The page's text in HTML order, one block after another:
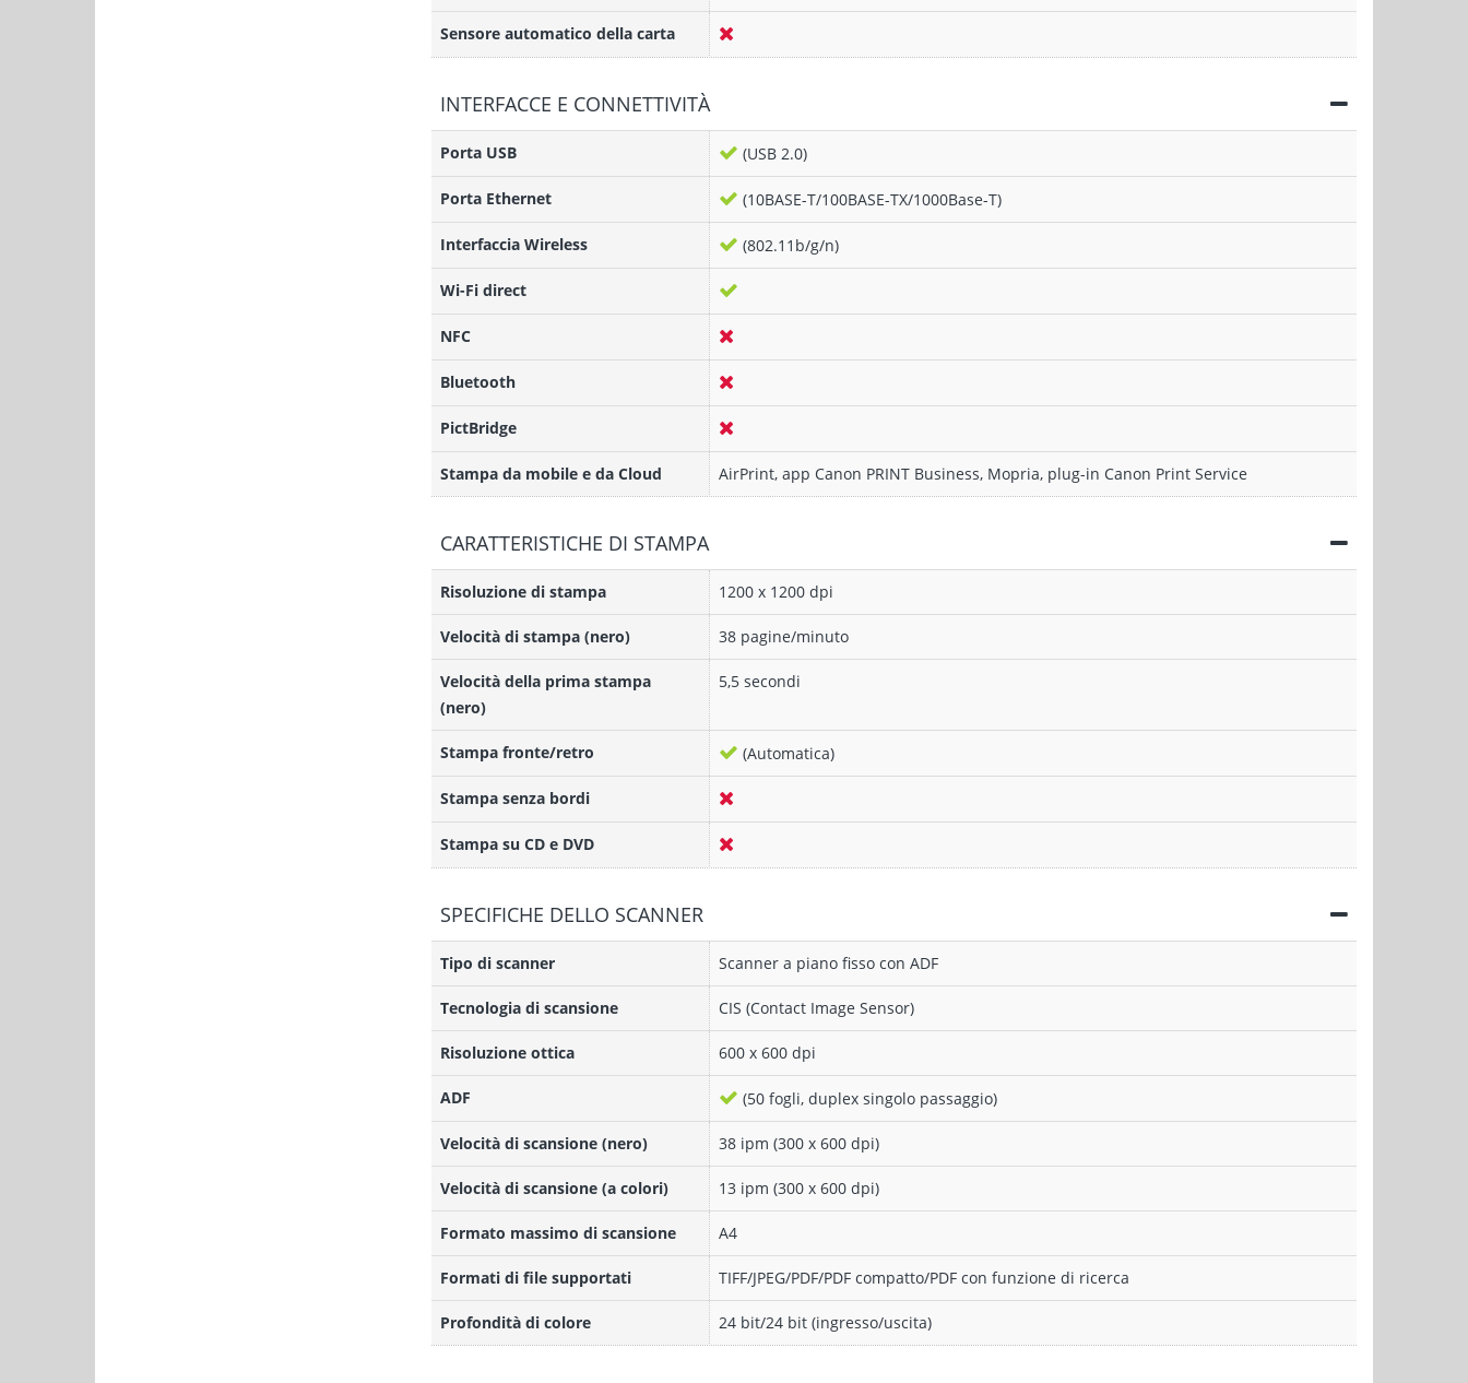
Sensore automatico della carta
INTERFACCE E CONNETTIVITÀ
Porta USB (USB 2.0)
Porta Ethernet (10BASE-T/100BASE-TX/1000Base-T)
Interfaccia Wireless (802.11b/g/n)
Wi-Fi direct
NFC
Bluetooth
PictBridge
Stampa da mobile e da Cloud AirPrint, app Canon PRINT Business, Mopria, plug-in Canon Print Service
CARATTERISTICHE DI STAMPA
Risoluzione di stampa 1200 x 1200 dpi
Velocità di stampa (nero) 38 pagine/minuto
Velocità della prima stampa
(nero)
5,5 secondi
Stampa fronte/retro (Automatica)
Stampa senza bordi
Stampa su CD e DVD
SPECIFICHE DELLO SCANNER
Tipo di scanner Scanner a piano fisso con ADF
Tecnologia di scansione CIS (Contact Image Sensor)
Risoluzione ottica 600 x 600 dpi
ADF (50 fogli, duplex singolo passaggio)
Velocità di scansione (nero) 38 ipm (300 x 600 dpi)
Velocità di scansione (a colori) 13 ipm (300 x 600 dpi)
Formato massimo di scansione A4
Formati di file supportati TIFF/JPEG/PDF/PDF compatto/PDF con funzione di ricerca
Profondità di colore 24 bit/24 bit (ingresso/uscita)